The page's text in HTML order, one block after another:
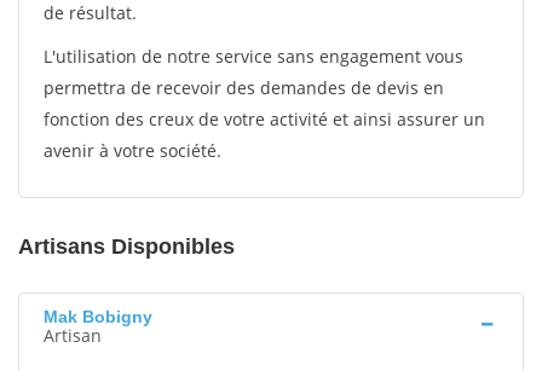
de résultat.
L'utilisation de notre service sans engagement vous
permettra de recevoir des demandes de devis en
fonction des creux de votre activité et ainsi assurer un
avenir à votre société.
Artisans Disponibles
Mak Bobigny
Artisan